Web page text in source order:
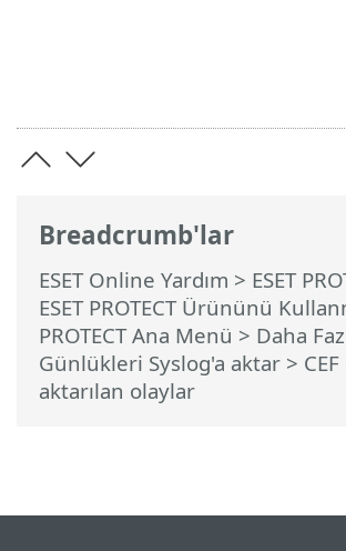
Breadcrumb'lar
ESET Online Yardım > ESET
ESET PROTECT Ürününü
PROTECT Ana Menü > Daha
Günlükleri Syslog'a aktar >
aktarılan olaylar